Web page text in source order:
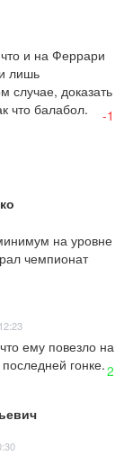
и на Феррари
лишь
случае, доказать
что балабол.
-1
на уровне
чемпионат
ему повезло на
гонке.2